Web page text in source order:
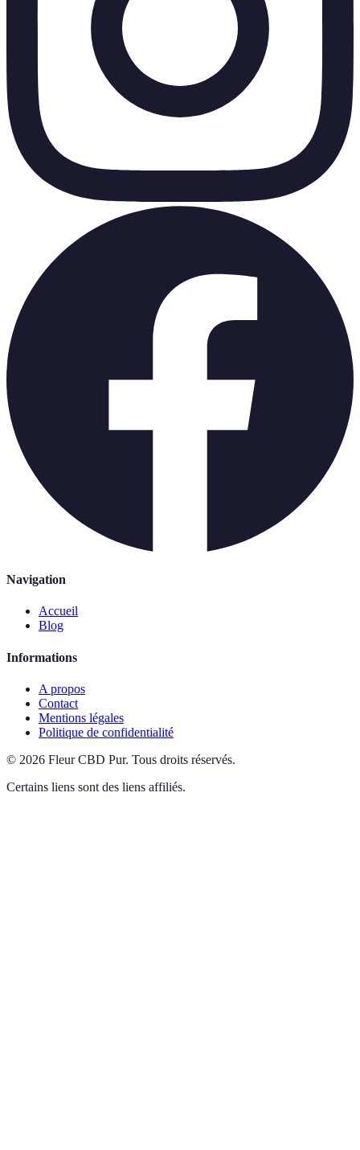
Navigation
Accueil
Blog
Informations
A propos
Contact
Mentions légales
Politique de confidentialité
© 2026 Fleur CBD Pur. Tous droits réservés.
Certains liens sont des liens affiliés.